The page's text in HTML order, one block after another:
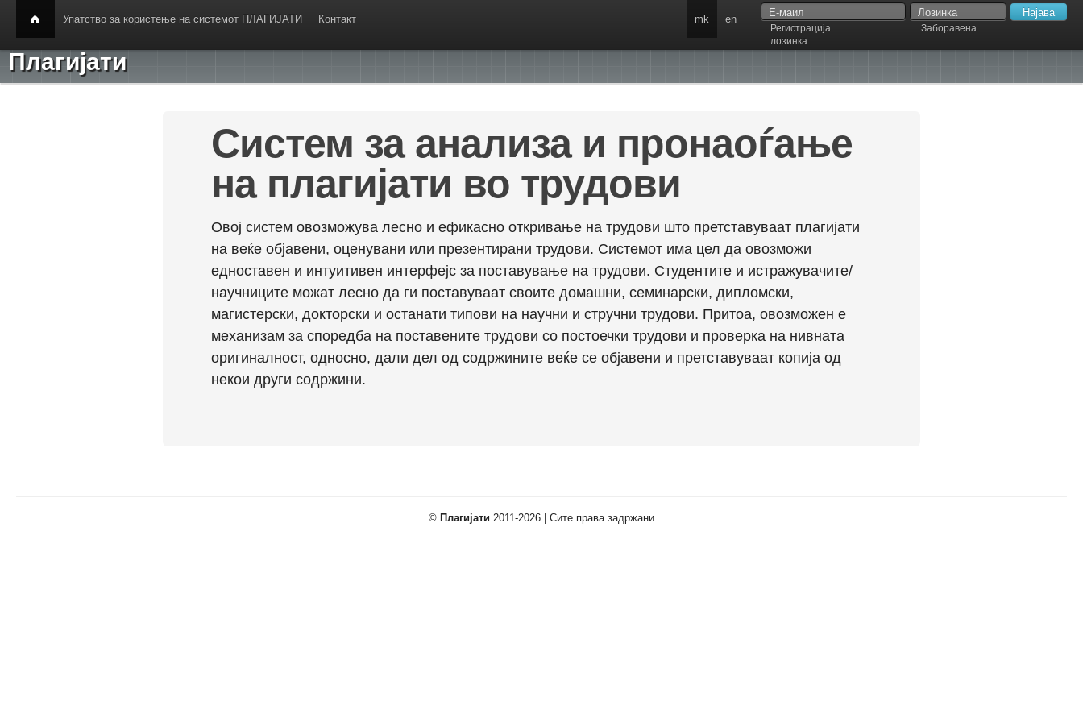
Упатство за користење на системот ПЛАГИЈАТИ Контакт
Регистрација
Заборавена
лозинка
mk en
Плагијати
Систем за анализа и пронаоѓање
на плагијати во трудови
Овој систем овозможува лесно и ефикасно откривање на трудови што претставуваат плагијати
на веќе објавени, оценувани или презентирани трудови. Системот има цел да овозможи
едноставен и интуитивен интерфејс за поставување на трудови. Студентите и истражувачите/
научниците можат лесно да ги поставуваат своите домашни, семинарски, дипломски,
магистерски, докторски и останати типови на научни и стручни трудови. Притоа, овозможен е
механизам за споредба на поставените трудови со постоечки трудови и проверка на нивната
оригиналност, односно, дали дел од содржините веќе се објавени и претставуваат копија од
некои други содржини.
© Плагијати 2011-2026 | Сите права задржани